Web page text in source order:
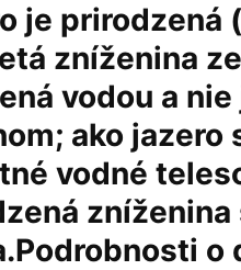
je prirodzená
zníženina
vodou a
ako jazero
vodné
zníženina